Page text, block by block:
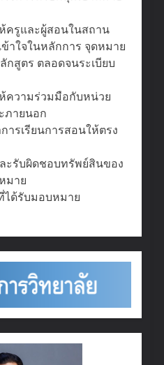
ครูและผู้สอนในสถาน
าใจในหลักการ จุดหมาย
สูตร ตลอดจนระเบียบ
ความร่วมมือกับหน่วย
ภายนอก
ารเรียนการสอนให้ตรง
ะรับผิดชอบทรัพย์สินของ
มาย
ด้รับมอบหมาย